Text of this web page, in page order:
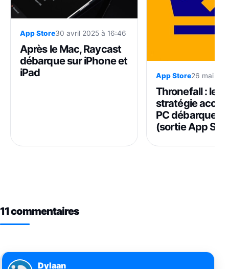
App Store30 avril 2025 à 16:46
Après le Mac, Raycast
débarque sur iPhone et
iPad
App Store26 mai
Thronefall : le
stratégie
PC débarque
(sortie App
11 commentaires
Dylaan